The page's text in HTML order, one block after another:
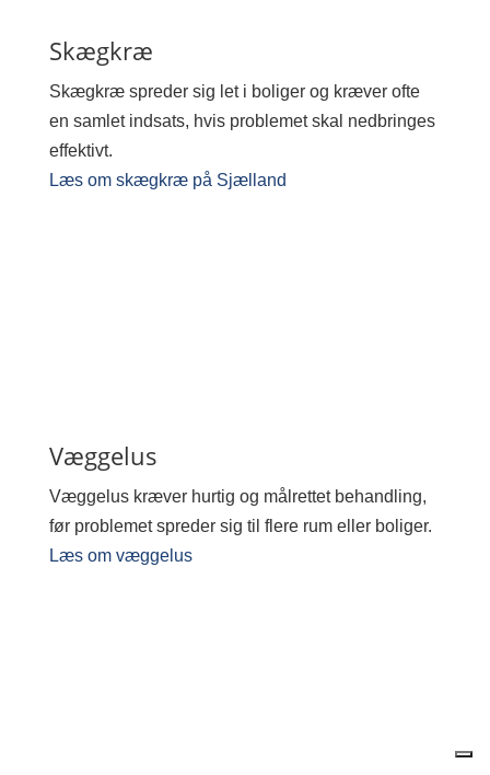
Skægkræ
Skægkræ spreder sig let i boliger og kræver ofte
en samlet indsats, hvis problemet skal nedbringes
effektivt.
Læs om skægkræ på Sjælland
Væggelus
Væggelus kræver hurtig og målrettet behandling,
før problemet spreder sig til flere rum eller boliger.
Læs om væggelus